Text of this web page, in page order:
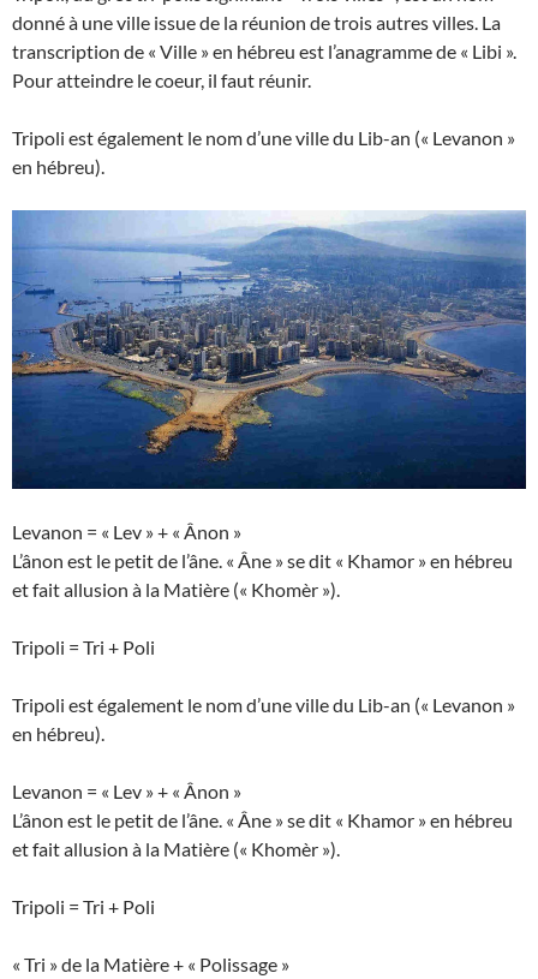
donné à une ville issue de la réunion de trois autres villes. La
transcription de « Ville » en hébreu est l’anagramme de « Libi ».
Pour atteindre le coeur, il faut réunir.
Tripoli est également le nom d’une ville du Lib-an (« Levanon »
en hébreu).
Levanon = « Lev » + « Ânon »
L’ânon est le petit de l’âne. « Âne » se dit « Khamor » en hébreu
et fait allusion à la Matière (« Khomèr »).
Tripoli = Tri + Poli
Tripoli est également le nom d’une ville du Lib-an (« Levanon »
en hébreu).
Levanon = « Lev » + « Ânon »
L’ânon est le petit de l’âne. « Âne » se dit « Khamor » en hébreu
et fait allusion à la Matière (« Khomèr »).
Tripoli = Tri + Poli
« Tri » de la Matière + « Polissage »